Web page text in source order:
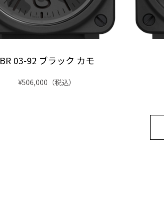
BR 03-92 ブラック カモ
¥506,000 （税込）